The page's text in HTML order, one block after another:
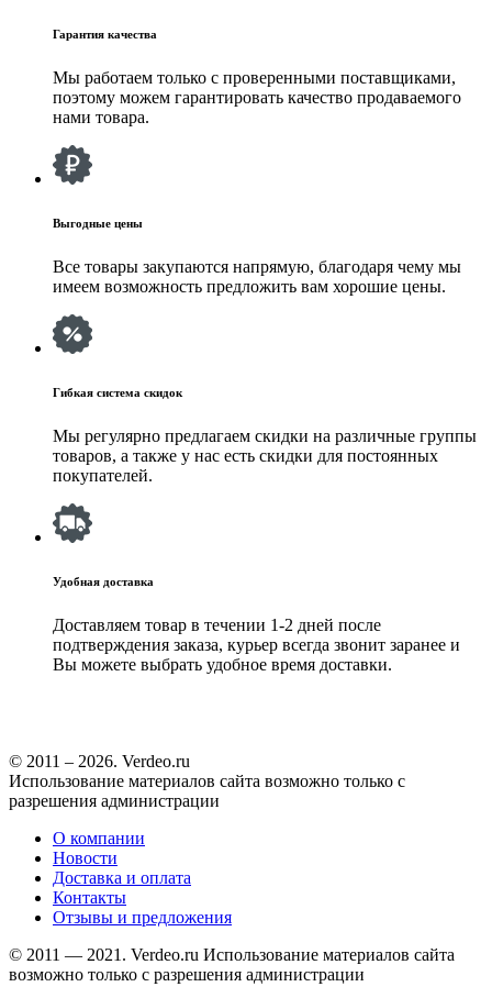
Гарантия качества
Мы работаем только с проверенными поставщиками,
поэтому можем гарантировать качество продаваемого
нами товара.
Выгодные цены
Все товары закупаются напрямую, благодаря чему мы
имеем возможность предложить вам хорошие цены.
Гибкая система скидок
Мы регулярно предлагаем скидки на различные группы
товаров, а также у нас есть скидки для постоянных
покупателей.
Удобная доставка
Доставляем товар в течении 1-2 дней после
подтверждения заказа, курьер всегда звонит заранее и
Вы можете выбрать удобное время доставки.
© 2011 – 2026. Verdeo.ru
Использование материалов сайта возможно только с
разрешения администрации
О компании
Новости
Доставка и оплата
Контакты
Отзывы и предложения
© 2011 — 2021. Verdeo.ru Использование материалов сайта
возможно только с разрешения администрации